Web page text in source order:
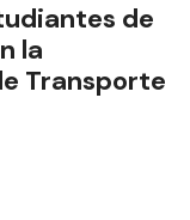
de
la
Transporte